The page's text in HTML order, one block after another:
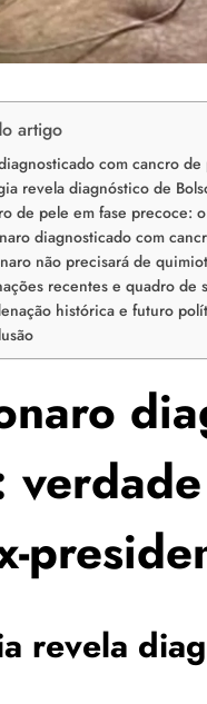
artigo
com cancro
revela diagnóstico de
de pele em fase precoce:
diagnosticado com
não precisará de
recentes e quadro de
histórica e futuro
revela